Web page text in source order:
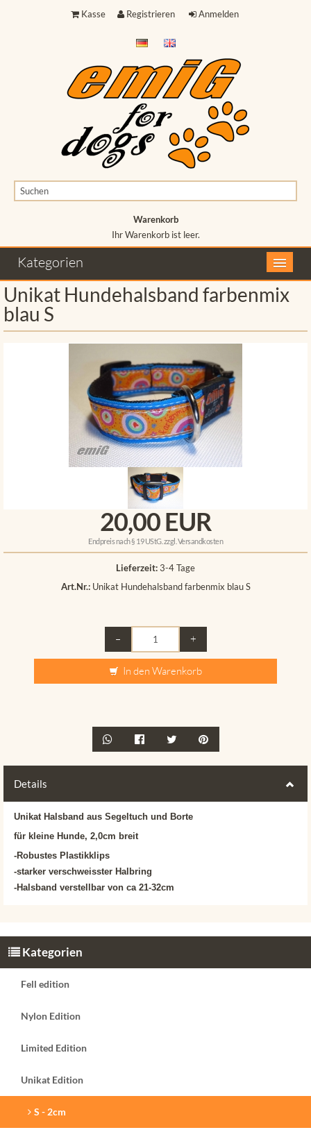
Kasse Registrieren Anmelden
Warenkorb
Ihr Warenkorb ist leer.
Kategorien
Unikat Hundehalsband farbenmix
blau S
20,00 EUR
Endpreis nach § 19 UStG. zzgl. Versandkosten
Lieferzeit:3-4 Tage
Art.Nr.:Unikat Hundehalsband farbenmix blau S
– +
In den Warenkorb
Details
Unikat Halsband aus Segeltuch und Borte
für kleine Hunde, 2,0cm breit
-Robustes Plastikklips
-starker verschweisster Halbring
-Halsband verstellbar von ca 21-32cm
Kategorien
Fell edition
Nylon Edition
Limited Edition
Unikat Edition
S - 2cm